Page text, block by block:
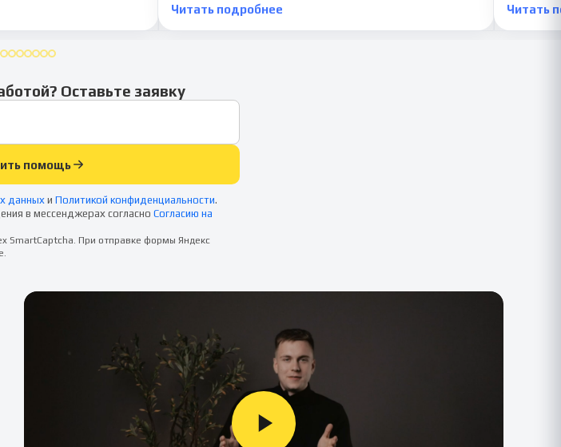
Читать подробнее
Читать
Оставьте заявку
помощь
данных и Политикой конфиденциальности.
в мессенджерах согласно Согласию на
SmartCaptcha. При отправке формы Яндекс